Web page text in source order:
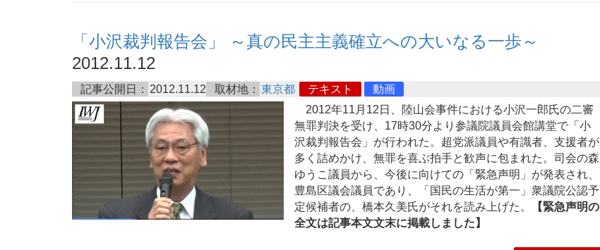
「小沢裁判報告会」 ～真の民主主義確立への大いなる一歩～
2012.11.12
記事公開日： 2012.11.12 取材地： 東京都 テキスト
動画
2012年11月12日、陸山会事件における小沢一郎氏の二審
無罪判決を受け、17時30分より参議院議員会館講堂で「小
沢裁判報告会」が行われた。超党派議員や有識者、支援者が
多く詰めかけ、無罪を喜ぶ拍手と歓声に包まれた。司会の森
ゆうこ議員から、今後に向けての「緊急声明」が発表され、
豊島区議会議員であり、「国民の生活が第一」衆議院公認予
定候補者の、橋本久美氏がそれを読み上げた。
【緊急声明の
全文は記事本文文末に掲載しました】